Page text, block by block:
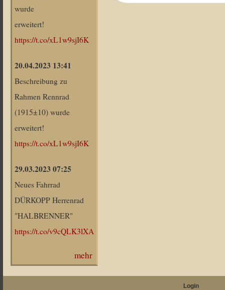
wurde
erweitert!
https://t.co/xL1w9sjI6K
20.04.2023 13:41
Beschreibung zu
Rahmen Rennrad
(1915±10) wurde
erweitert!
https://t.co/xL1w9sjI6K
29.03.2023 07:25
Neues Fahrrad
DÜRKOPP Herrenrad
"HALBRENNER"
https://t.co/v9cQLK3lXA
mehr
Login